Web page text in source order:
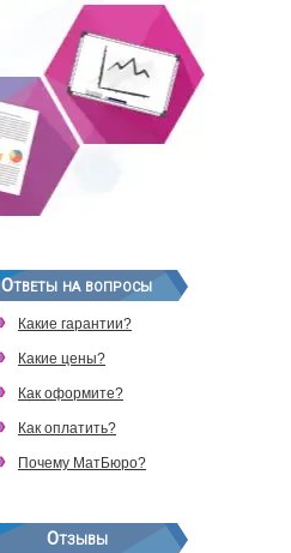
Ответы на вопросы
Какие гарантии?
Какие цены?
Как оформите?
Как оплатить?
Почему МатБюро?
Отзывы